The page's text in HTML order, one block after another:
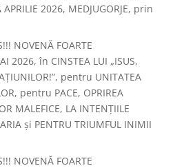
2026, MEDJUGORJE, prin
NOVENĂ FOARTE
2026, în CINSTEA LUI „ISUS,
pentru UNITATEA
pentru PACE, OPRIREA
MALEFICE, LA INTENȚIILE
și PENTRU TRIUMFUL INIMII
NOVENĂ FOARTE